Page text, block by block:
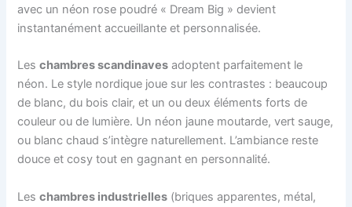
avec un néon rose poudré « Dream Big » devient
instantanément accueillante et personnalisée.
Leschambres scandinaves adoptent parfaitement le
néon. Le style nordique joue sur les contrastes : beaucoup
de blanc, du bois clair, et un ou deux éléments forts de
couleur ou de lumière. Un néon jaune moutarde, vert sauge,
ou blanc chaud s’intègre naturellement. L’ambiance reste
douce et cosy tout en gagnant en personnalité.
Leschambres industrielles (briques apparentes, métal,